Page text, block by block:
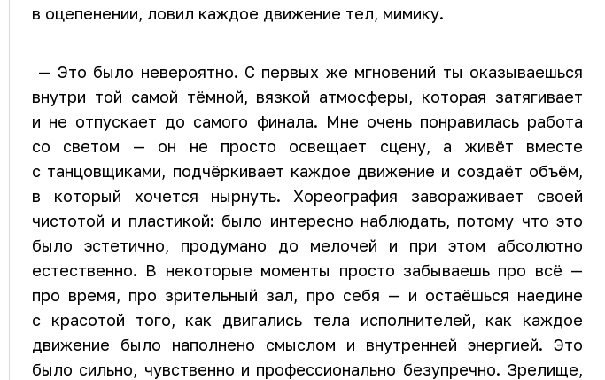
в оцепенении, ловил каждое движение тел, мимику.
— Это было невероятно. С первых же мгновений ты оказываешься
внутри той самой тёмной, вязкой атмосферы, которая затягивает
и не отпускает до самого финала. Мне очень понравилась работа
со светом — он не просто освещает сцену, а живёт вместе
с танцовщиками, подчёркивает каждое движение и создаёт объём,
в который хочется нырнуть. Хореография завораживает своей
чистотой и пластикой: было интересно наблюдать, потому что это
было эстетично, продумано до мелочей и при этом абсолютно
естественно. В некоторые моменты просто забываешь про всё —
про время, про зрительный зал, про себя — и остаёшься наедине
с красотой того, как двигались тела исполнителей, как каждое
движение было наполнено смыслом и внутренней энергией. Это
было сильно, чувственно и профессионально безупречно. Зрелище,